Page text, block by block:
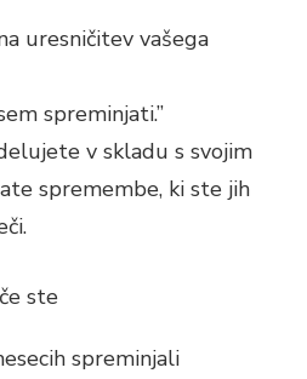
uresničitev vašega
spreminjati.”
v skladu s svojim
spremembe, ki ste jih
ste
spreminjali